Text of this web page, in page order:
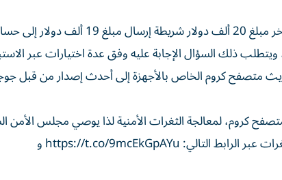
واستعرض الاستبيان سيناريو في حال عرض أحد الأشخاص على آخر مبلغ 20 ألف دولار شريطة إرسال مبلغ
متصفح كروم الخاص بالأجهزة إلى أحدث إصدار من قبل
كروم، لمعالجة الثغرات الأمنية لذا يوصي مجلس الأمن
بضرورة تحديث متصفح كروم، داعياً على الاطلاع على تفاصيل الثغرات عبر الرابط التالي: https://t.co/9mcEkGpAYu و